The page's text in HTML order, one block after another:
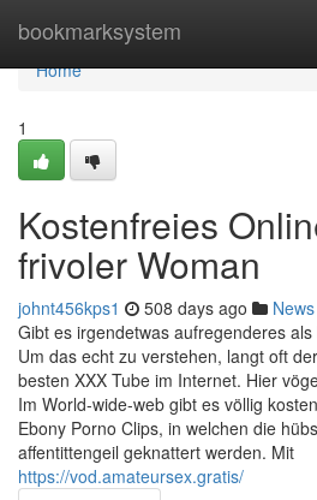
bookmarksystem
Home
Home
1
Kostenfreies
frivoler Woman
johnt456kps1 508 days ago News
Gibt es irgendetwas aufregenderes
Um das echt zu verstehen, langt oft
besten XXX Tube im Internet. Hier
Im World-wide-web gibt es völlig
Ebony Porno Clips, in welchen die
affentittengeil geknattert werden. Mit
https://vod.amateursex.gratis/